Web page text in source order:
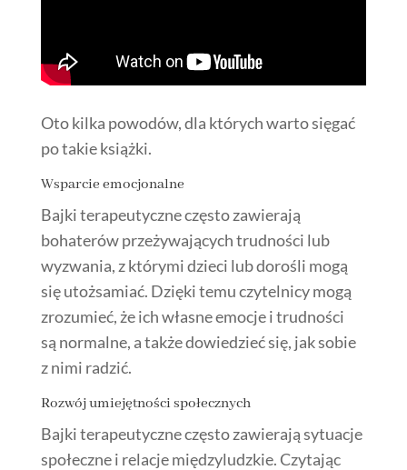
Oto kilka powodów, dla których warto sięgać
po takie książki.
Wsparcie emocjonalne
Bajki terapeutyczne często zawierają
bohaterów przeżywających trudności lub
wyzwania, z którymi dzieci lub dorośli mogą
się utożsamiać. Dzięki temu czytelnicy mogą
zrozumieć, że ich własne emocje i trudności
są normalne, a także dowiedzieć się, jak sobie
z nimi radzić.
Rozwój umiejętności społecznych
Bajki terapeutyczne często zawierają sytuacje
społeczne i relacje międzyludzkie. Czytając